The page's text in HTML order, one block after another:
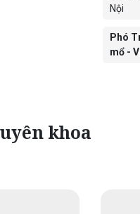
Nội
Phó
mổ -
khoa